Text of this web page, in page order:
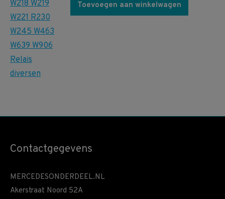
Toevoegen aan winkelwagen
Contactgegevens
MERCEDESONDERDEEL.NL
Akerstraat Noord 52A